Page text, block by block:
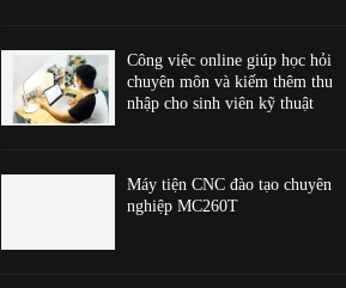
Công việc online giúp học hỏi
chuyên môn và kiếm thêm thu
nhập cho sinh viên kỹ thuật
Máy tiện CNC đào tạo chuyên
nghiệp MC260T